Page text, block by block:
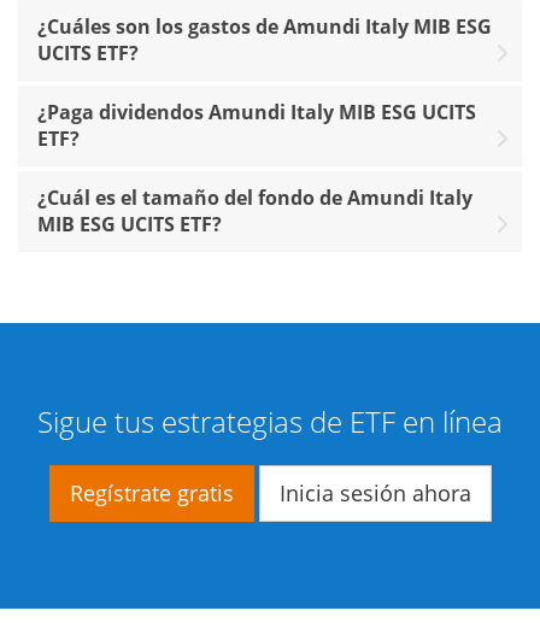
¿Cuáles son los gastos de Amundi Italy MIB ESG
UCITS ETF?
¿Paga dividendos Amundi Italy MIB ESG UCITS
ETF?
¿Cuál es el tamaño del fondo de Amundi Italy
MIB ESG UCITS ETF?
Sigue tus estrategias de ETF en línea
Regístrate gratis Inicia sesión ahora